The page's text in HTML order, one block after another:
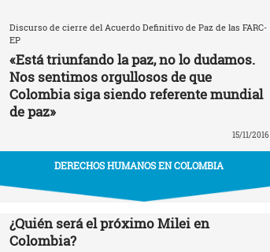
Discurso de cierre del Acuerdo Definitivo de Paz de las FARC-
EP
«Está triunfando la paz, no lo dudamos.
Nos sentimos orgullosos de que
Colombia siga siendo referente mundial
de paz»
15/11/2016
DERECHOS HUMANOS EN COLOMBIA
¿Quién será el próximo Milei en
Colombia?